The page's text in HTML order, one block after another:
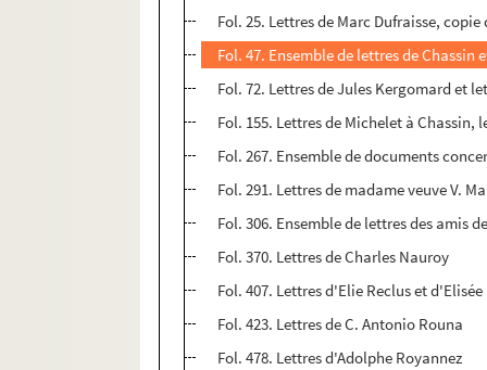
Fol. 25. Lettres de Marc Dufraisse,
Fol. 47. Ensemble de lettres de Chassin
Fol. 72. Lettres de Jules Kergomard et
Fol. 155. Lettres de Michelet à
Fol. 267. Ensemble de documents
Fol. 291. Lettres de madame veuve V.
Fol. 306. Ensemble de lettres des amis
Fol. 370. Lettres de Charles Nauroy
Fol. 407. Lettres d'Elie Reclus et d'Elisée
Fol. 423. Lettres de C. Antonio Rouna
Fol. 478. Lettres d'Adolphe Royannez